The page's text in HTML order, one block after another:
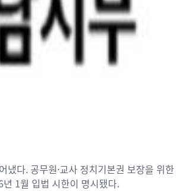
다. 공무원·교사 정치기본권 보장을 위
1월 입법 시한이 명시됐다.